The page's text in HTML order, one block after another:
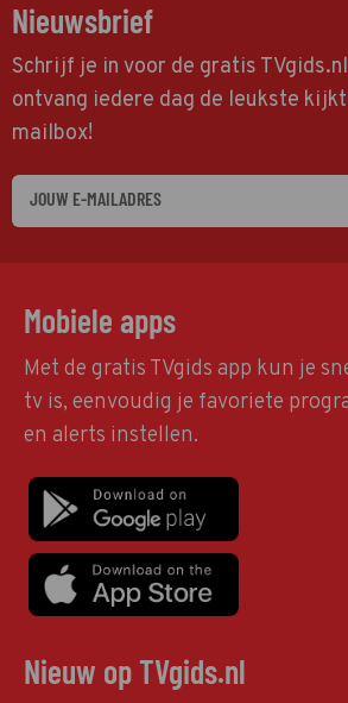
Nieuwsbrief
Schrijf je in voor de gratis
ontvang iedere dag de leukste
mailbox!
Mobiele apps
Met de gratis TVgids app kun je
tv is, eenvoudig je favoriete
en alerts instellen.
Nieuw op TVgids.nl